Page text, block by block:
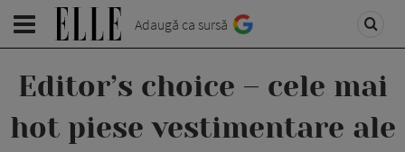
Adaugă ca sursă
Editor’s choice – cele mai
hot piese vestimentare ale